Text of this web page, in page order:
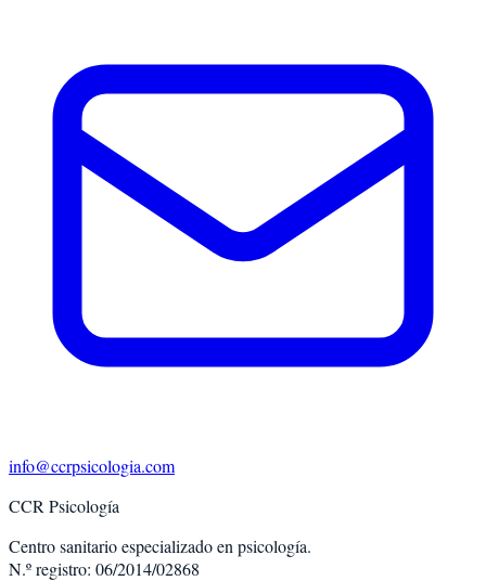
info@ccrpsicologia.com
CCR Psicología
Centro sanitario especializado en psicología.
N.º registro: 06/2014/02868